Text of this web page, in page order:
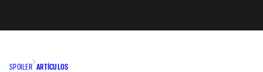
SPOILER ARTÍCULOS